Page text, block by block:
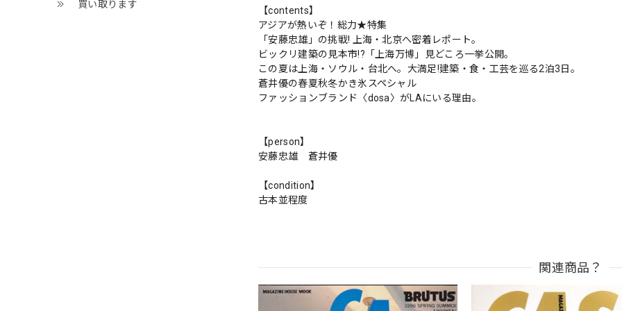
買い取ります
【contents】
アジアが熱いぞ！総力★特集
「安藤忠雄」の挑戦! 上海・北京へ密着レポート。
ビックリ建築の見本市!?「上海万博」見どころ一挙公開。
この夏は上海・ソウル・台北へ。大満足!建築・食・工芸を巡る2泊3日。
蒼井優の春夏秋冬かき氷スペシャル
ファッションブランド〈dosa〉がLAにいる理由。
【person】
安藤忠雄 蒼井優
【condition】
古本並程度
関連商品？